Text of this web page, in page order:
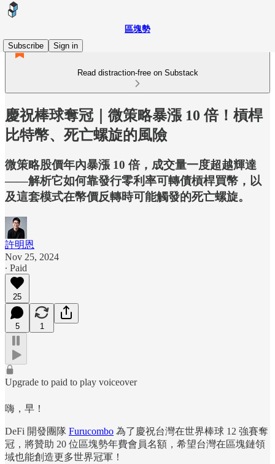
區塊勢
Subscribe
Sign in
Read distraction-free on Substack
慶祝棒球奪冠｜微策略暴漲 10 倍！槓桿
比特幣、死亡螺旋的風險
微策略股價年內暴漲 10 倍，成交量一度超越輝達
——解析它如何靠發行零利率可轉債槓桿買幣，以
及這套模式在幣價反轉時可能觸發的死亡螺旋。
許明恩
Nov 25, 2024
∙ Paid
25
5 1
Upgrade to paid to play voiceover
嗨，早！
DeFi 開發團隊 Furucombo 為了慶祝台灣在世界棒球 12 強賽奪
冠，將贊助 20 位區塊勢年費會員名額，希望台灣在區塊鏈領
域也能創造更多世界冠軍！